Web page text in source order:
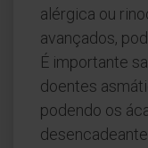
alérgica ou
avançados,
É importante
doentes
podendo os